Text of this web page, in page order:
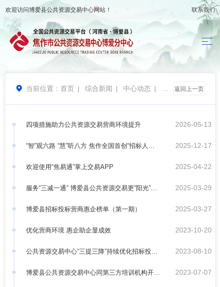
欢迎访问博爱县公共资源交易中心网站！ 联系我们
 当前位置： 首页 | 综合新闻 | 中心动态 |
营
商环境
返回上一页
四项措施助力公共资源交易营商环境提升 2026-05-13
“智”观六路 “慧”听八方 焦作全国首创“招标人服
务舱”落地启用
2025-12-17
欢迎使用“焦易通”掌上交易APP 2025-04-22
服务“三减一通” 博爱县公共资源交易更“阳光”高
效
2025-03-29
博爱县招标投标营商惠企榜单（第一期） 2025-03-27
优化营商环境 惠企助企显成效 2023-10-20
公共资源交易中心“三提三降”持续优化招标投标
领域营商环境提升服务质效
2023-08-10
博爱县公共资源交易中心同第三方培训机构开展 2023-07-07